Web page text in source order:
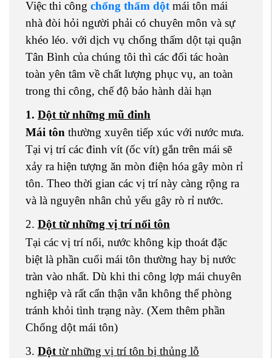
Việc thi công chống thấm dột mái tôn mái
nhà đòi hỏi người phải có chuyên môn và sự
khéo léo. với dịch vụ chống thấm dột tại quận
Tân Bình của chúng tôi thì các đối tác hoàn
toàn yên tâm về chất lượng phục vụ, an toàn
trong thi công, chế độ bảo hành dài hạn
1. Dột từ những mũ đinh
Mái tôn thường xuyên tiếp xúc với nước mưa.
Tại vị trí các đinh vít (ốc vít) gắn trên mái sẽ
xảy ra hiện tượng ăn mòn điện hóa gây mòn rỉ
tôn. Theo thời gian các vị trí này càng rộng ra
và là nguyên nhân chủ yếu gây rò rỉ nước.
2. Dột từ những vị trí nối tôn
Tại các vị trí nối, nước không kịp thoát đặc
biệt là phần cuối mái tôn thường hay bị nước
tràn vào nhất. Dù khi thi công lợp mái chuyên
nghiệp và rất cẩn thận vẫn không thể phòng
tránh khỏi tình trạng này. (Xem thêm phần
Chống dột mái tôn)
3. Dột từ những vị trí tôn bị thủng lỗ